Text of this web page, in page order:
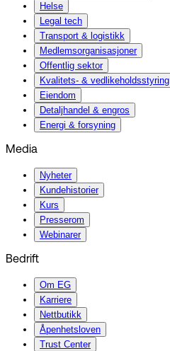
Helse
Legal tech
Transport & logistikk
Medlemsorganisasjoner
Offentlig sektor
Kvalitets- & vedlikeholdsstyring
Eiendom
Detaljhandel & engros
Energi & forsyning
Media
Nyheter
Kundehistorier
Kurs
Presserom
Webinarer
Bedrift
Om EG
Karriere
Nettbutikk
Åpenhetsloven
Trust Center